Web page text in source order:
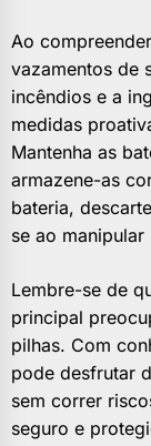
Ao
vazamentos de
incêndios e a
medidas
Mantenha as
armazene-as
bateria,
se ao
Lembre-se de
principal
pilhas. Com
pode desfrutar
sem correr
seguro e